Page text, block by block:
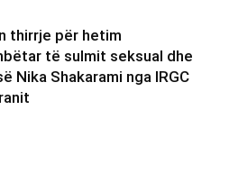
thirrje për hetim
të sulmit seksual dhe
Nika Shakarami nga IRGC